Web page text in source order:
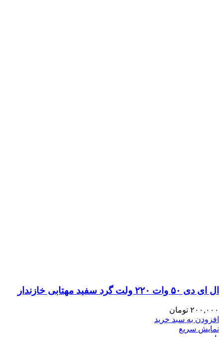
ال ای دی ۵۰ وات ۲۲۰ ولت گرد سفید مهتابی خازندار
۲۰۰,۰۰۰ تومان
افزودن به سبد خرید
نمایش سریع